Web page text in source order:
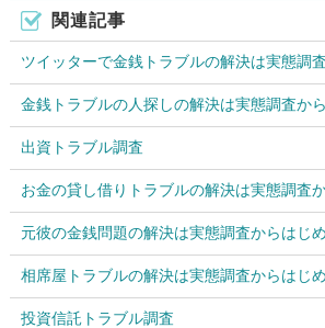
関連記事
ツイッターで金銭トラブルの解決は実態調
金銭トラブルの人探しの解決は実態調査か
出資トラブル調査
お金の貸し借りトラブルの解決は実態調査
元彼の金銭問題の解決は実態調査からはじ
相席屋トラブルの解決は実態調査からはじ
投資信託トラブル調査